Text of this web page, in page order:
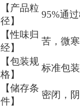
【产品粒
径】
95%通过
【性味归
经】
苦，微
【包装规
格】
标准包
【储存条
件】
密闭，